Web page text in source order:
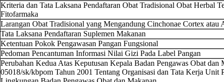
Kriteria dan Tata Laksana Pendaftaran Obat Tradisional Obat Herbal
Fitofarmaka
Larangan Obat Tradisional yang Mengandung Cinchonae Cortex atau
Tata Laksana Pendaftaran Suplemen Makanan
Ketentuan Pokok Pengawasan Pangan Fungsional
Pedoman Pencantuman Informasi Nilai Gizi Pada Label Pangan
Perubahan Kedua Atas Keputusan Kepala Badan Pengawas Obat dan
05018/sk/kbpom Tahun 2001 Tentang Organisasi dan Tata Kerja Unit